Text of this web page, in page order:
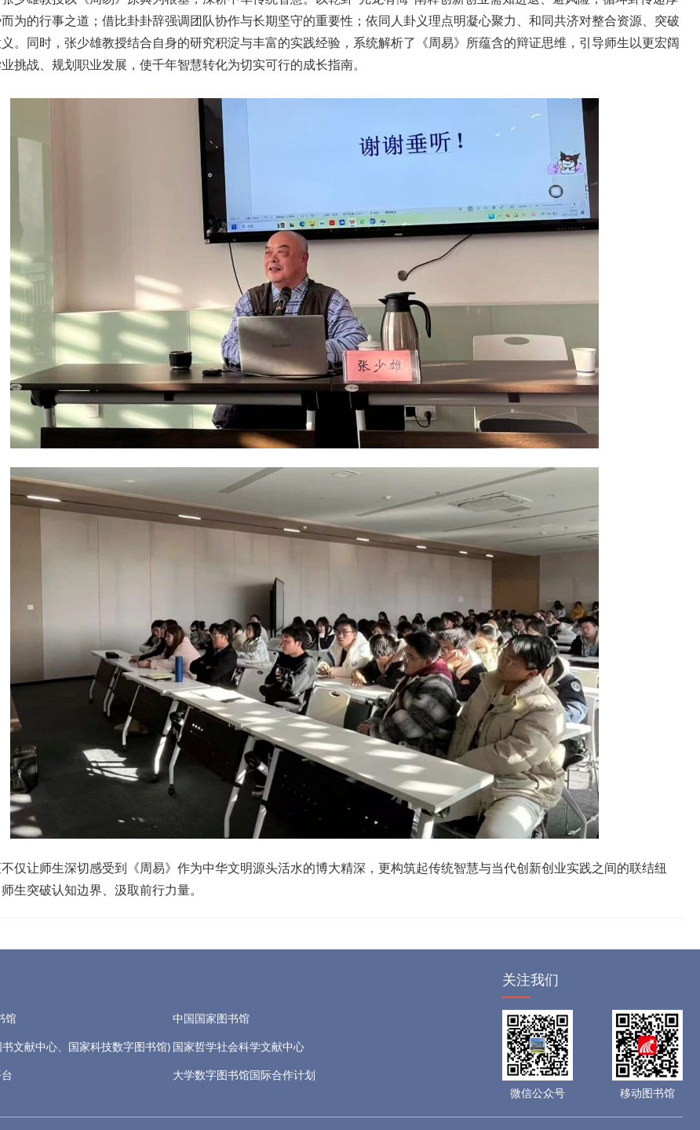
为的行事之道；借比卦卦辞强调团队协作与长期坚守的重要性；依 同人卦义理点明凝心聚力、和同共济对整合资源、突破
。同时，张少雄教授结合自身的研究积淀与丰富的实践经验，系统解析了《周易》所蕴含的辩证思维，引导师生以更宏阔
挑战、规划职业发展，使千年智慧转化为切实可行的成长指南。
仅让师生深切感受到《周易》作为中华文明源头活水的博大精深，更构筑起传统智慧与当代创新创业实践之间的联结纽
生突破认知边界、汲取前行力量。
馆
中国国家图书馆
文献中心、国家科技数字图书馆) 国家哲学社会科学文献中心
大学数字图书馆国际合作计划
关注我们
微信公众号 移动图书馆